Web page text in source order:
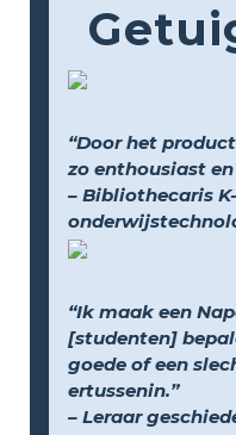
“Door het
zo enthousiast en
– Bibliothecaris
“Ik maak een
[studenten]
goede of een
ertussenin.”
– Leraar